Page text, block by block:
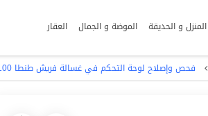
المنزل و الحديقة الموضة و الجمال العقار
فحص وإصلاح لوحة التحكم في غسالة فريش طنطا 01096922100